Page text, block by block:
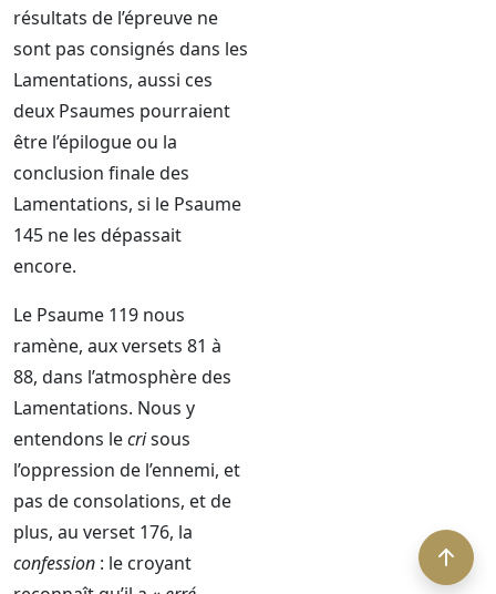
résultats de l’épreuve ne
sont pas consignés dans les
Lamentations, aussi ces
deux Psaumes pourraient
être l’épilogue ou la
conclusion finale des
Lamentations, si le Psaume
145 ne les dépassait
encore.
Le Psaume 119 nous
ramène, aux versets 81 à
88, dans l’atmosphère des
Lamentations. Nous y
entendons lecrisous
l’oppression de l’ennemi, et
pas de consolations, et de
plus, au verset 176, la
confession : le croyant